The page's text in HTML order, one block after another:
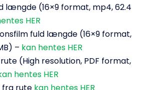
længde (16×9 format, mp4, 62.4
HER
fuld længde (16×9 format,
– kan hentes HER
(High resolution, PDF format,
hentes HER
fra rute kan hentes HER